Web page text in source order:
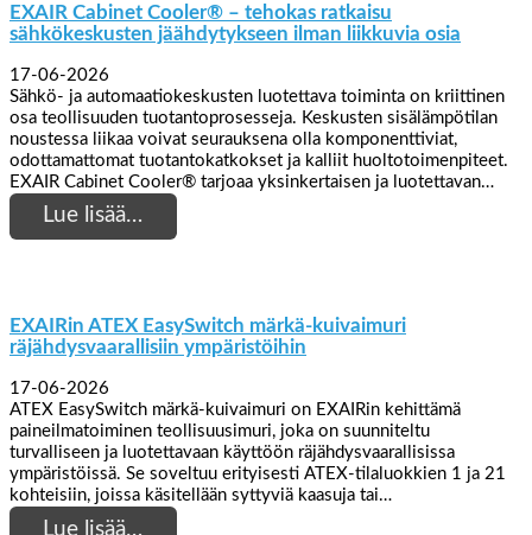
EXAIR Cabinet Cooler® – tehokas ratkaisu
sähkökeskusten jäähdytykseen ilman liikkuvia osia
17-06-2026
Sähkö- ja automaatiokeskusten luotettava toiminta on kriittinen
osa teollisuuden tuotantoprosesseja. Keskusten sisälämpötilan
noustessa liikaa voivat seurauksena olla komponenttiviat,
odottamattomat tuotantokatkokset ja kalliit huoltotoimenpiteet.
EXAIR Cabinet Cooler® tarjoaa yksinkertaisen ja luotettavan…
Lue lisää…
EXAIRin ATEX EasySwitch märkä-kuivaimuri
räjähdysvaarallisiin ympäristöihin
17-06-2026
ATEX EasySwitch märkä-kuivaimuri on EXAIRin kehittämä
paineilmatoiminen teollisuusimuri, joka on suunniteltu
turvalliseen ja luotettavaan käyttöön räjähdysvaarallisissa
ympäristöissä. Se soveltuu erityisesti ATEX-tilaluokkien 1 ja 21
kohteisiin, joissa käsitellään syttyviä kaasuja tai…
Lue lisää…